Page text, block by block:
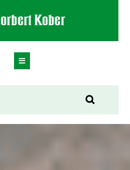
Open